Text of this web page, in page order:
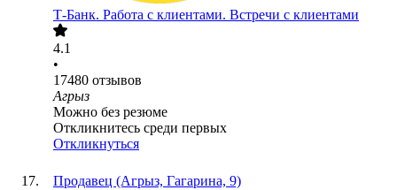
Т-Банк. Работа с клиентами. Встречи с клиентами
4.1
•
17480 отзывов
Агрыз
Можно без резюме
Откликнитесь среди первых
Откликнуться
Продавец (Агрыз, Гагарина, 9)